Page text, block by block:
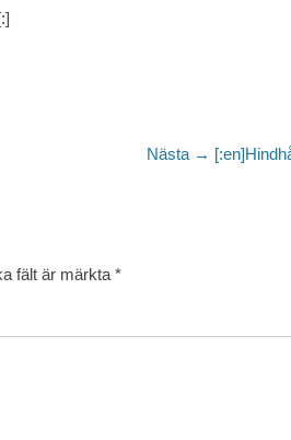
Nästa → Nästa
fält är märkta *